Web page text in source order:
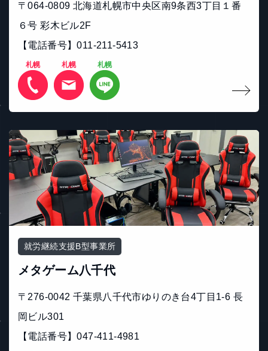
〒064-0809 北海道札幌市中央区南9条西3丁目１番
６号 彩木ビル2F
【電話番号】011-211-5413
札幌 札幌 札幌
就労継続支援B型事業所
メタゲーム八千代
〒276-0042 千葉県八千代市ゆりのき台4丁目1-6 長
岡ビル301
【電話番号】047-411-4981